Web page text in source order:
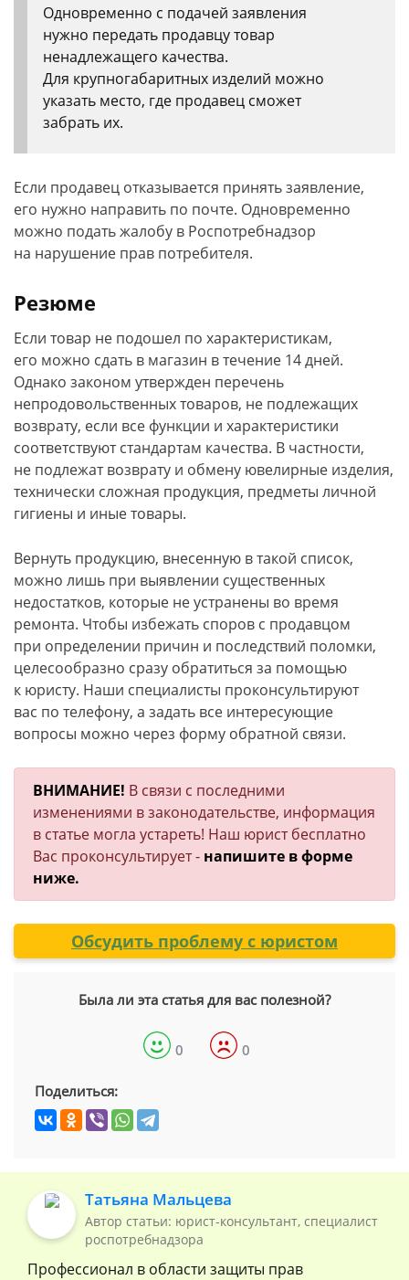
Одновременно с подачей заявления
нужно передать продавцу товар
ненадлежащего качества.
Для крупногабаритных изделий можно
указать место, где продавец сможет
забрать их.
Если продавец отказывается принять заявление,
его нужно направить по почте. Одновременно
можно подать жалобу в Роспотребнадзор
на нарушение прав потребителя.
Резюме
Если товар не подошел по характеристикам,
его можно сдать в магазин в течение 14 дней.
Однако законом утвержден перечень
непродовольственных товаров, не подлежащих
возврату, если все функции и характеристики
соответствуют стандартам качества. В частности,
не подлежат возврату и обмену ювелирные изделия,
технически сложная продукция, предметы личной
гигиены и иные товары.
Вернуть продукцию, внесенную в такой список,
можно лишь при выявлении существенных
недостатков, которые не устранены во время
ремонта. Чтобы избежать споров с продавцом
при определении причин и последствий поломки,
целесообразно сразу обратиться за помощью
к юристу. Наши специалисты проконсультируют
вас по телефону, а задать все интересующие
вопросы можно через форму обратной связи.
ВНИМАНИЕ! В связи с последними
изменениями в законодательстве, информация
в статье могла устареть! Наш юрист бесплатно
Вас проконсультирует - напишите в форме
ниже.
Обсудить проблему с юристом
Была ли эта статья для вас полезной?
0 0
Поделиться:
Татьяна Мальцева
Автор статьи: юрист-консультант, специалист
роспотребнадзора
Профессионал в области защиты прав